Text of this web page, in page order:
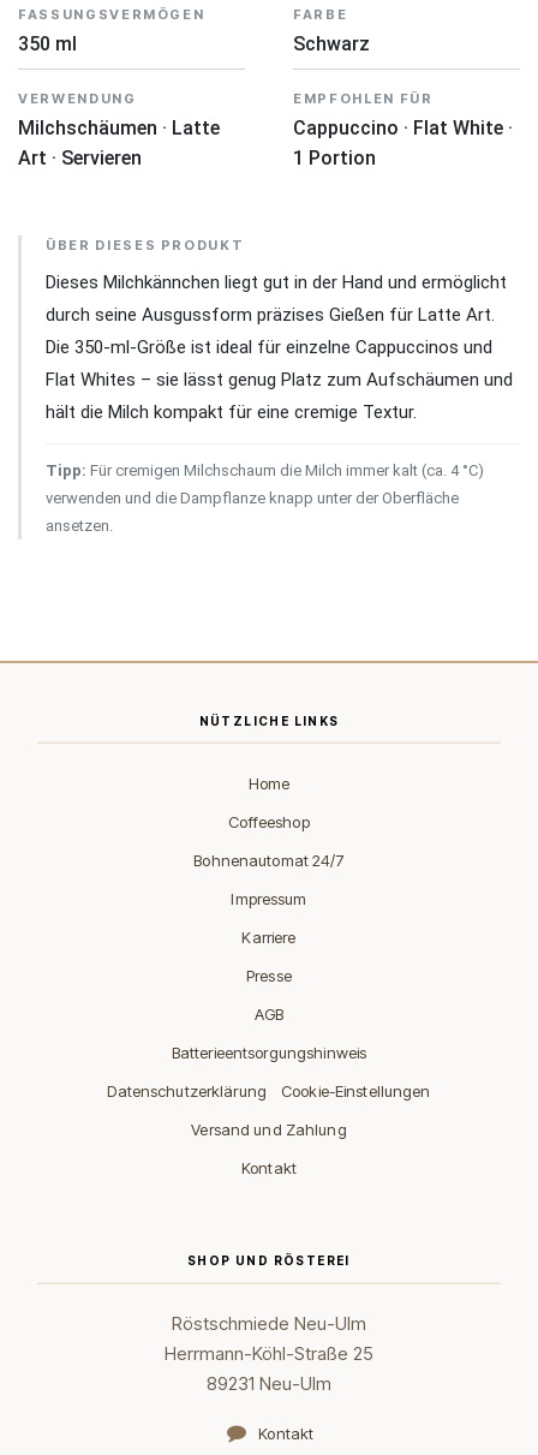
FASSUNGSVERMÖGEN
350 ml
FARBE
Schwarz
VERWENDUNG
Milchschäumen · Latte
Art · Servieren
EMPFOHLEN FÜR
Cappuccino · Flat White ·
1 Portion
ÜBER DIESES PRODUKT
Dieses Milchkännchen liegt gut in der Hand und ermöglicht
durch seine Ausgussform präzises Gießen für Latte Art.
Die 350-ml-Größe ist ideal für einzelne Cappuccinos und
Flat Whites – sie lässt genug Platz zum Aufschäumen und
hält die Milch kompakt für eine cremige Textur.
Tipp: Für cremigen Milchschaum die Milch immer kalt (ca. 4 °C)
verwenden und die Dampflanze knapp unter der Oberfläche
ansetzen.
NÜTZLICHE LINKS
Home
Coffeeshop
Bohnenautomat 24/7
Impressum
Karriere
Presse
AGB
Batterieentsorgungshinweis
Datenschutzerklärung
Cookie-Einstellungen
Versand und Zahlung
Kontakt
SHOP UND RÖSTEREI
Röstschmiede Neu-Ulm
Herrmann-Köhl-Straße 25
89231 Neu-Ulm
Kontakt